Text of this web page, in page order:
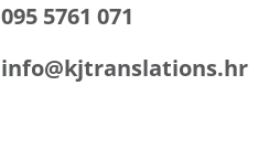
095 5761 071
info@kjtranslations.hr